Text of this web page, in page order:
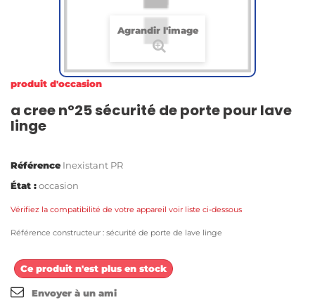
Agrandir l'image
produit d'occasion
a cree n°25 sécurité de porte pour lave
linge
Référence Inexistant PR
État :occasion
Vérifiez la compatibilité de votre appareil voir liste ci-dessous
Référence constructeur : sécurité de porte de lave linge
Ce produit n'est plus en stock
Envoyer à un ami